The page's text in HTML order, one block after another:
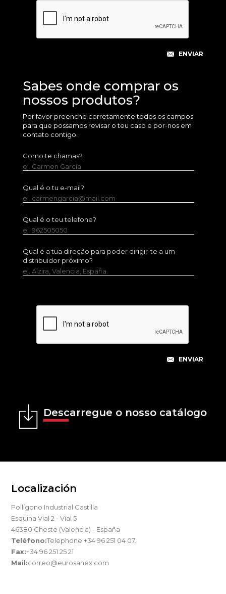
Sabes onde comprar os
nossos produtos?
Por favor preenche corretamente todos os campos
para que possamos revisar o teu caso e por-nos em
contato contigo.
Como te chamas?
ej. Carmen García
Qual é o tu e-mail?
ej. carmengarcia@mail.com
Qual é o teu telefone?
ej. 962505050
Qual é a tua direção para poder dirigir-te a um
distribuidor próximo?
ej. Alzira, Valencia, España.
Descarregue o nosso catálogo
Localización
Pollígono Industrial Castilla
Esquina Vial 2 - Vial 5
46380 Cheste (Valencia) - España
Teléfono:Telephone +34 96 251 04 07.
Fax:+34 96 251 25 21
Mail:correo@eurosanex.com